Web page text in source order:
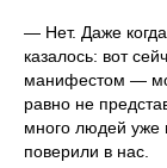
— Нет. Даже
казалось: вот
манифестом —
равно не
много людей уже
поверили в нас.